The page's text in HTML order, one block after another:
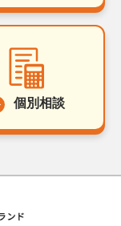
個別相談